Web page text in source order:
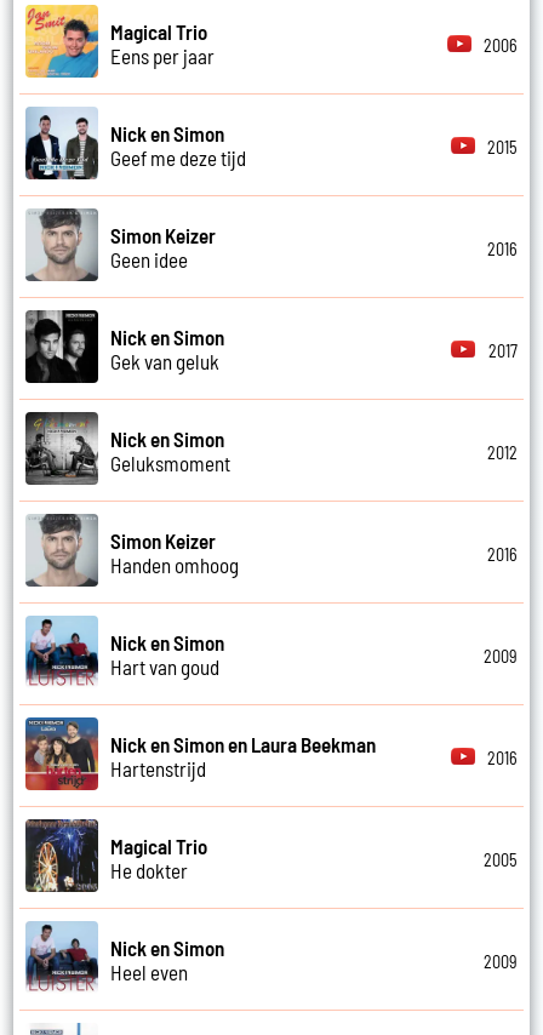
Magical Trio
Eens per jaar
2006
Nick en Simon
Geef me deze tijd
2015
Simon Keizer
Geen idee
2016
Nick en Simon
Gek van geluk
2017
Nick en Simon
Geluksmoment
2012
Simon Keizer
Handen omhoog
2016
Nick en Simon
Hart van goud
2009
Nick en Simon en Laura Beekman
Hartenstrijd
2016
Magical Trio
He dokter
2005
Nick en Simon
Heel even
2009